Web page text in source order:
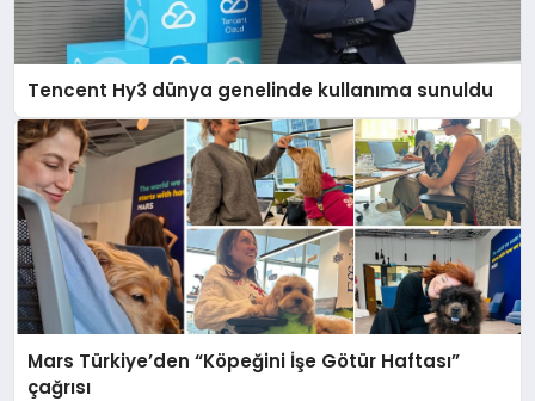
Tencent Hy3 dünya genelinde kullanıma sunuldu
Mars Türkiye’den “Köpeğini İşe Götür Haftası”
çağrısı